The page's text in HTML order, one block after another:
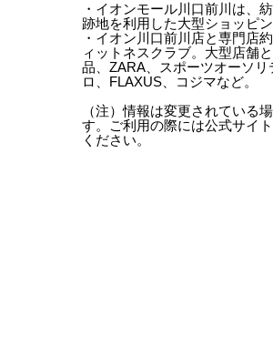
・イオンモール川口前川は、
跡地を利用した大型ショッピン
・イオン川口前川店と専門店
ィットネスクラブ。大型店舗
品、ZARA、スポーツオーソリ
ロ、FLAXUS、コジマなど。
（注）情報は変更されている
す。ご利用の際には公式サイ
ください。